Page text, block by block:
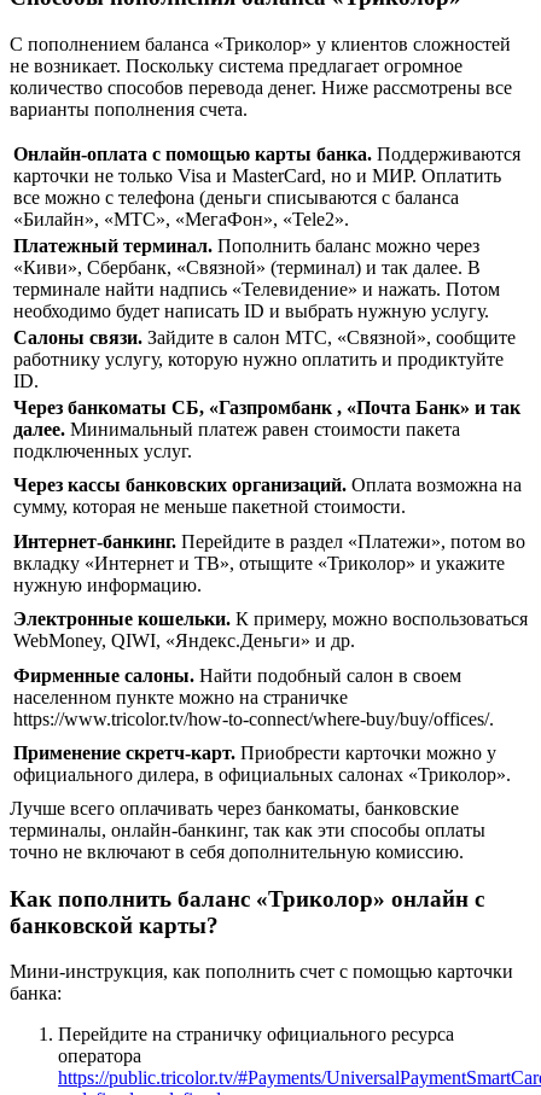
С пополнением баланса «Триколор» у клиентов сложностей
не возникает. Поскольку система предлагает огромное
количество способов перевода денег. Ниже рассмотрены все
варианты пополнения счета.
Онлайн-оплата с помощью карты банка. Поддерживаются
карточки не только Visa и MasterCard, но и МИР. Оплатить
все можно с телефона (деньги списываются с баланса
«Билайн», «МТС», «МегаФон», «Tele2».
Платежный терминал. Пополнить баланс можно через
«Киви», Сбербанк, «Связной» (терминал) и так далее. В
терминале найти надпись «Телевидение» и нажать. Потом
необходимо будет написать ID и выбрать нужную услугу.
Салоны связи. Зайдите в салон МТС, «Связной», сообщите
работнику услугу, которую нужно оплатить и продиктуйте
ID.
Через банкоматы СБ, «Газпромбанк , «Почта Банк» и так
далее. Минимальный платеж равен стоимости пакета
подключенных услуг.
Через кассы банковских организаций. Оплата возможна на
сумму, которая не меньше пакетной стоимости.
Интернет-банкинг. Перейдите в раздел «Платежи», потом во
вкладку «Интернет и ТВ», отыщите «Триколор» и укажите
нужную информацию.
Электронные кошельки. К примеру, можно воспользоваться
WebMoney, QIWI, «Яндекс.Деньги» и др.
Фирменные салоны. Найти подобный салон в своем
населенном пункте можно на страничке
https://www.tricolor.tv/how-to-connect/where-buy/buy/offices/.
Применение скретч-карт. Приобрести карточки можно у
официального дилера, в официальных салонах «Триколор».
Лучше всего оплачивать через банкоматы, банковские
терминалы, онлайн-банкинг, так как эти способы оплаты
точно не включают в себя дополнительную комиссию.
Как пополнить баланс «Триколор» онлайн с
банковской карты?
Мини-инструкция, как пополнить счет с помощью карточки
банка:
Перейдите на страничку официального ресурса
оператора
https://public.tricolor.tv/#Payments/